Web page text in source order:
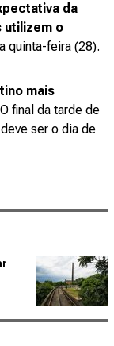
da
utilizem o
quinta-feira (28).
mais
final da tarde de
ser o dia de